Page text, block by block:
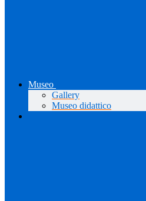
Museo
Gallery
Museo didattico